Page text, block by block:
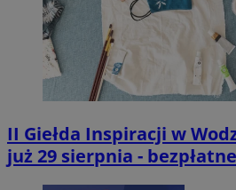
II Giełda Inspiracji w
już 29 sierpnia -